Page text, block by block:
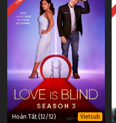
Hoàn Tất (12/12) Vietsub